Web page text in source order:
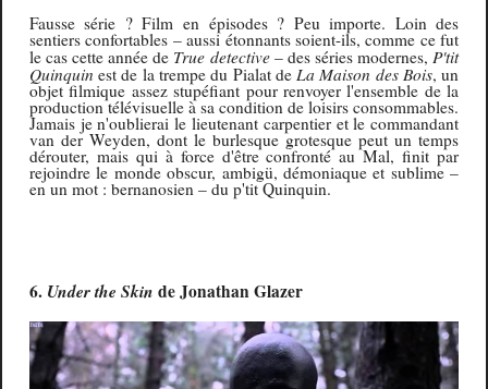
Fausse série ? Film en épisodes ? Peu importe. Loin des
sentiers confortables – aussi étonnants soient-ils, comme ce fut
le cas cette année de True detective– des séries modernes,P'tit
Quinquin est de la trempe du Pialat deLa Maison des Bois, un
objet filmique assez stupéfiant pour renvoyer l'ensemble de la
production télévisuelle à sa condition de loisirs consommables.
Jamais je n'oublierai le lieutenant carpentier et le commandant
van der Weyden, dont le burlesque grotesque peut un temps
dérouter, mais qui à force d'être confronté au Mal, finit par
rejoindre le monde obscur, ambigü, démoniaque et sublime –
en un mot : bernanosien – du p'tit Quinquin.
6. Under the Skin de Jonathan Glazer